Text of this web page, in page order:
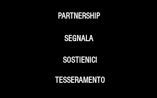
SEGNALA
SOSTIENICI
PARTNERSHIP
TESSERAMENTO